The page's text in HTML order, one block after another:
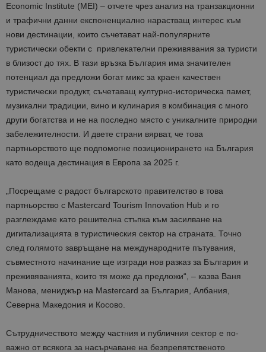
Economic Institute (MEI) – отчете чрез анализ на транзакционни
и трафични данни експоненциално нарастващ интерес към
нови дестинации, които съчетават най-популярните
туристически обекти с привлекателни преживявания за туристи
в близост до тях. В тази връзка България има значителен
потенциал да предложи богат микс за краен качествен
туристически продукт, съчетаващ културно-историческа памет,
музикални традиции, вино и кулинария в комбинация с много
други богатства и не на последно място с уникалните природни
забележителности. И двете страни вярват, че това
партньорството ще подпомогне позиционирането на България
като водеща дестинация в Европа за 2025 г.
„Посрещаме с радост българското правителство в това
партньорство с Mastercard Tourism Innovation Hub и го
разглеждаме като решителна стъпка към засилване на
дигитализацията в туристическия сектор на страната. Точно
след голямото завръщане на международните пътувания,
съвместното начинание ще изгради нов разказ за България и
преживяванията, които тя може да предложи“, – казва Ваня
Манова, мениджър на Mastercard за България, Албания,
Северна Македония и Косово.
Сътрудничеството между частния и публичния сектор е по-
важно от всякога за насърчаване на безпрепятственото